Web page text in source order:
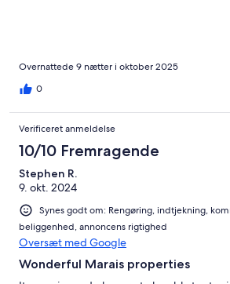
Overnattede 9 nætter i oktober 2025
0
Verificeret anmeldelse
10/10 Fremragende
Stephen R.
9. okt. 2024
Synes godt om: Rengøring, indtjekning,
beliggenhed, annoncens rigtighed
Oversæt med Google
Wonderful Marais properties